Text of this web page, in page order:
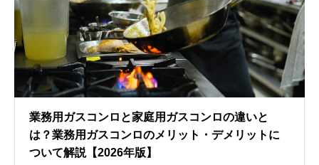
業務用ガスコンロと家庭用ガスコンロの違いと
は？業務用ガスコンロのメリット・デメリットに
ついて解説【2026年版】